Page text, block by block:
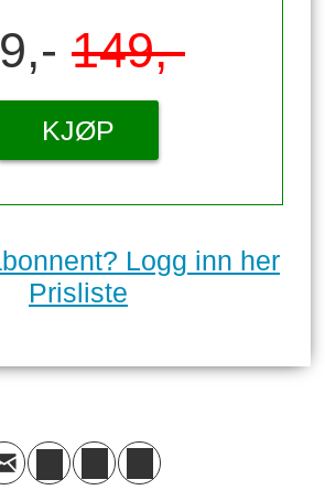
149,-
KJØP
Logg inn her
Prisliste